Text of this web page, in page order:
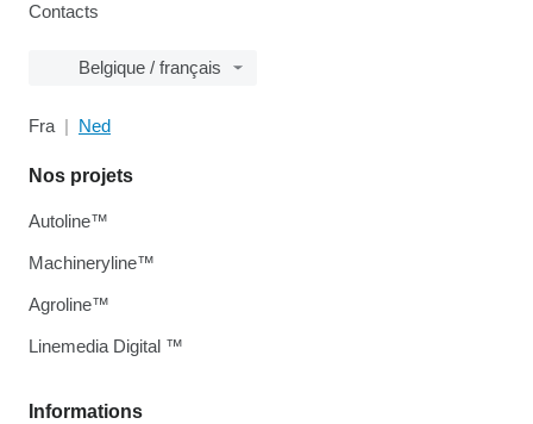
Contacts
Belgique / français
Fra Ned
Informations
Nos projets
Autoline™
Machineryline™
Agroline™
Linemedia Digital ™